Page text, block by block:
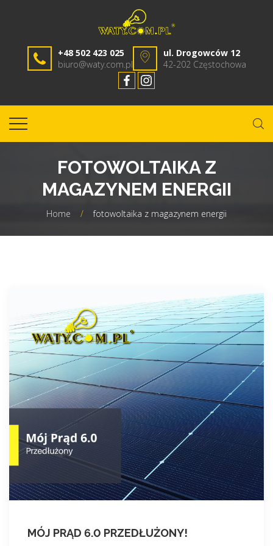
+48 502 423 025
biuro@waty.com.pl
ul. Drogowców 12
42-202 Częstochowa
FOTOWOLTAIKA Z
MAGAZYNEM ENERGII
Home / fotowoltaika z magazynem energii
MÓJ PRĄD 6.0 PRZEDŁUŻONY!